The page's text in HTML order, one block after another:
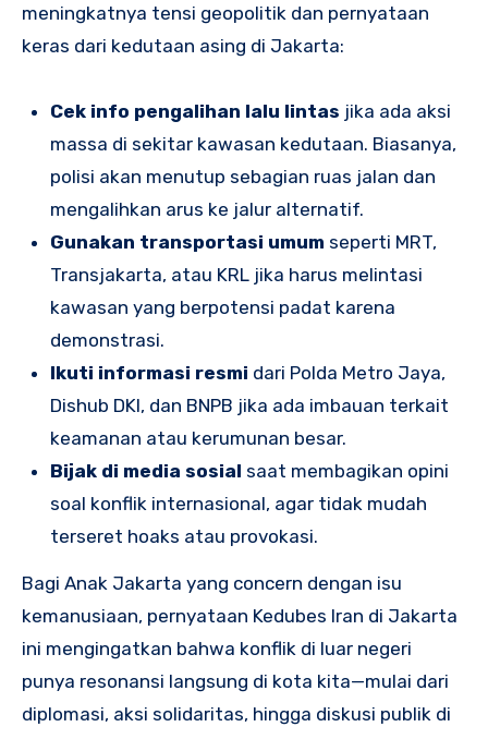
meningkatnya tensi geopolitik dan pernyataan
keras dari kedutaan asing di Jakarta:
Cek info pengalihan lalu lintas jika ada aksi
massa di sekitar kawasan kedutaan. Biasanya,
polisi akan menutup sebagian ruas jalan dan
mengalihkan arus ke jalur alternatif.
Gunakan transportasi umum seperti MRT,
Transjakarta, atau KRL jika harus melintasi
kawasan yang berpotensi padat karena
demonstrasi.
Ikuti informasi resmi dari Polda Metro Jaya,
Dishub DKI, dan BNPB jika ada imbauan terkait
keamanan atau kerumunan besar.
Bijak di media sosial saat membagikan opini
soal konflik internasional, agar tidak mudah
terseret hoaks atau provokasi.
Bagi Anak Jakarta yang concern dengan isu
kemanusiaan, pernyataan Kedubes Iran di Jakarta
ini mengingatkan bahwa konflik di luar negeri
punya resonansi langsung di kota kita—mulai dari
diplomasi, aksi solidaritas, hingga diskusi publik di